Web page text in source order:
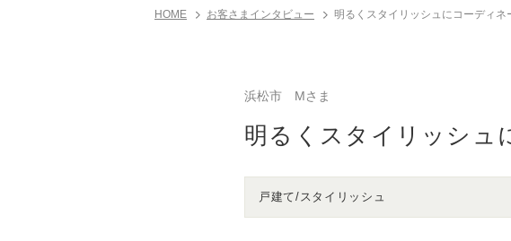
HOME お客さまインタビュー 明るくスタイリッシュにコーディネ
浜松市 Mさま
明るくスタイリッシュ
戸建て/スタイリッシュ